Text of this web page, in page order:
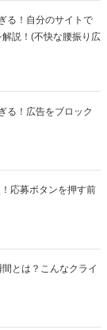
る！自分のサイトで
説！(不快な腰振り広
る！広告をブロック
応募ボタンを押す前
とは？こんなクライ